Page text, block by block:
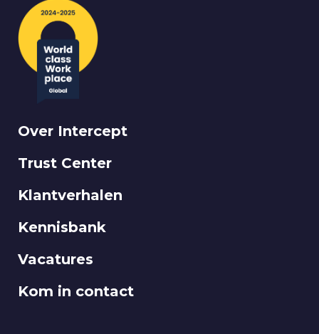
Over Intercept
Trust Center
Klantverhalen
Kennisbank
Vacatures
Kom in contact